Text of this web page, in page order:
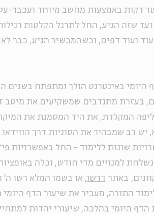
דקות באמצעות מחשב מיוחד ועכבר-
שזה הגיע, החל לתרגל הקלטות
ועוד דפים, וכשהמכשיר הגיע, כבר לא
היומי באינטרנט הולך ומתפתח בשנים
בעזרת מתנדבים שמשקיעים את מיטב
המקלדת, את היד המסמנת את
יש רב שמבהיר את הסוגיות דרך
שונות ללימוד - החל באפשרויות
למנויים מדי חודש, וכלה
באתר דרשו, או בשמו המלא רשו ה'
התורה, מעביר את שיעור הדף היומי
הדף היומי בהלכה, שיעורי יהדות